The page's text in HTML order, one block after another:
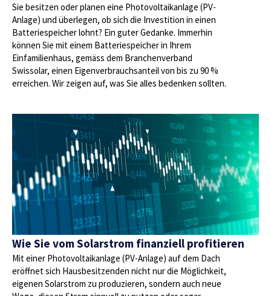
Sie besitzen oder planen eine Photovoltaikanlage (PV-
Anlage) und überlegen, ob sich die Investition in einen
Batteriespeicher lohnt? Ein guter Gedanke. Immerhin
können Sie mit einem Batteriespeicher in Ihrem
Einfamilienhaus, gemäss dem Branchenverband
Swissolar, einen Eigenverbrauchsanteil von bis zu 90 %
erreichen. Wir zeigen auf, was Sie alles bedenken sollten.
Wie Sie vom Solarstrom finanziell profitieren
Mit einer Photovoltaikanlage (PV-Anlage) auf dem Dach
eröffnet sich Hausbesitzenden nicht nur die Möglichkeit,
eigenen Solarstrom zu produzieren, sondern auch neue